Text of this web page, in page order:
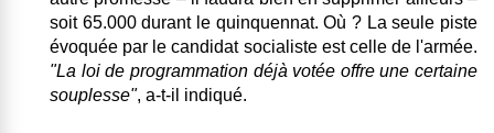
soit 65.000 durant le quinquennat. Où ? La seule piste
évoquée par le candidat socialiste est celle de l'armée.
"La loi de programmation déjà votée offre une certaine
souplesse", a-t-il indiqué.